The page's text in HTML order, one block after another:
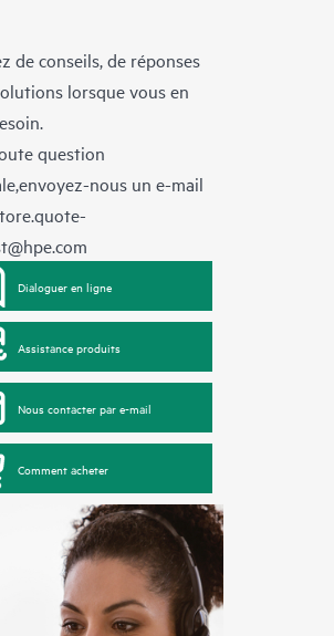
de conseils, de réponses
lorsque vous en
question
nous un e-mail
Dialoguer en ligne
Assistance produits
Nous contacter par e-mail
Comment acheter